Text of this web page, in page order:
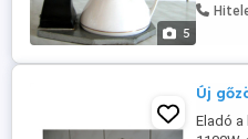
5
Új
Eladó a